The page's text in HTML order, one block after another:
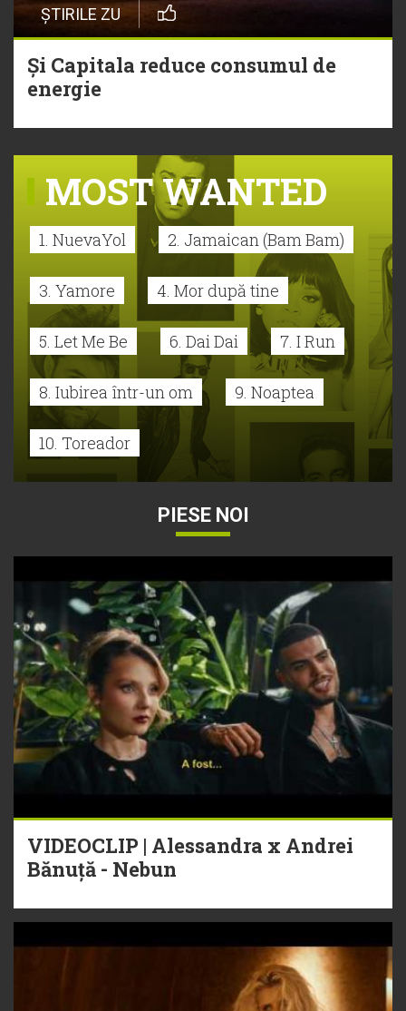
ȘTIRILE ZU
Și Capitala reduce consumul de
energie
MOST WANTED
1. NuevaYol 2. Jamaican (Bam Bam)
3. Yamore 4. Mor după tine
5. Let Me Be 6. Dai Dai 7. I Run
8. Iubirea într-un om 9. Noaptea
10. Toreador
PIESE NOI
VIDEOCLIP | Alessandra x Andrei
Bănuță - Nebun